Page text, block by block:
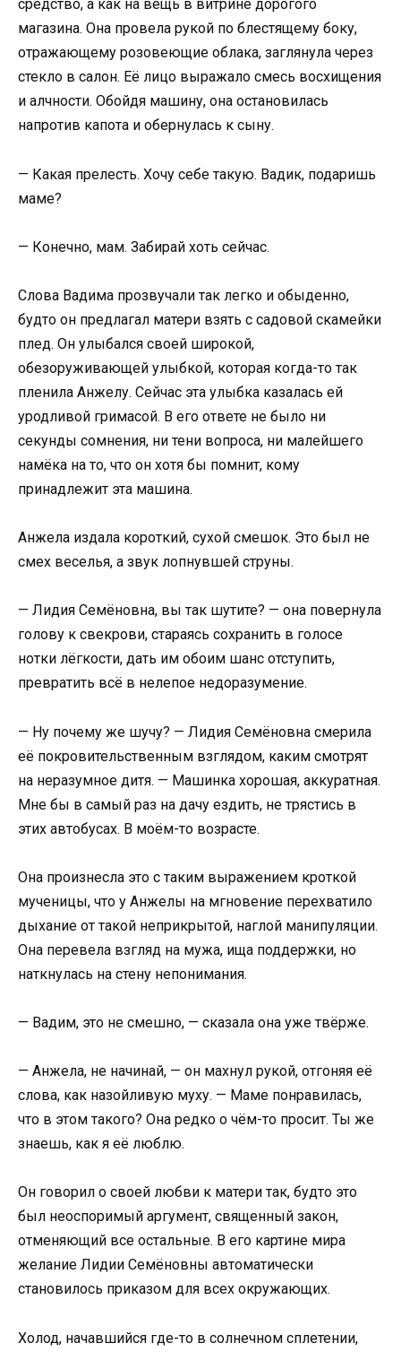
средство, а как на вещь в витрине дорогого
магазина. Она провела рукой по блестящему боку,
отражающему розовеющие облака, заглянула через
стекло в салон. Её лицо выражало смесь восхищения
и алчности. Обойдя машину, она остановилась
напротив капота и обернулась к сыну.
— Какая прелесть. Хочу себе такую. Вадик, подаришь
маме?
— Конечно, мам. Забирай хоть сейчас.
Слова Вадима прозвучали так легко и обыденно,
будто он предлагал матери взять с садовой скамейки
плед. Он улыбался своей широкой,
обезоруживающей улыбкой, которая когда-то так
пленила Анжелу. Сейчас эта улыбка казалась ей
уродливой гримасой. В его ответе не было ни
секунды сомнения, ни тени вопроса, ни малейшего
намёка на то, что он хотя бы помнит, кому
принадлежит эта машина.
Анжела издала короткий, сухой смешок. Это был не
смех веселья, а звук лопнувшей струны.
— Лидия Семёновна, вы так шутите? — она повернула
голову к свекрови, стараясь сохранить в голосе
нотки лёгкости, дать им обоим шанс отступить,
превратить всё в нелепое недоразумение.
— Ну почему же шучу? — Лидия Семёновна смерила
её покровительственным взглядом, каким смотрят
на неразумное дитя. — Машинка хорошая, аккуратная.
Мне бы в самый раз на дачу ездить, не трястись в
этих автобусах. В моём-то возрасте.
Она произнесла это с таким выражением кроткой
мученицы, что у Анжелы на мгновение перехватило
дыхание от такой неприкрытой, наглой манипуляции.
Она перевела взгляд на мужа, ища поддержки, но
наткнулась на стену непонимания.
— Вадим, это не смешно, — сказала она уже твёрже.
— Анжела, не начинай, — он махнул рукой, отгоняя её
слова, как назойливую муху. — Маме понравилась,
что в этом такого? Она редко о чём-то просит. Ты же
знаешь, как я её люблю.
Он говорил о своей любви к матери так, будто это
был неоспоримый аргумент, священный закон,
отменяющий все остальные. В его картине мира
желание Лидии Семёновны автоматически
становилось приказом для всех окружающих.
Холод, начавшийся где-то в солнечном сплетении,